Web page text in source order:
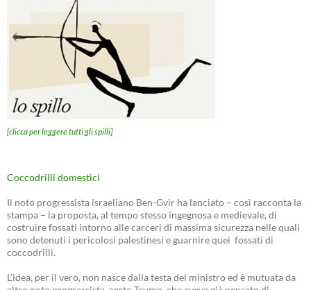
[clicca per leggere tutti gli spilli]
Coccodrilli domestici
Il noto progressista israeliano Ben-Gvir ha lanciato – così racconta la
stampa – la proposta, al tempo stesso ingegnosa e medievale, di
costruire fossati intorno alle carceri di massima sicurezza nelle quali
sono detenuti i pericolosi palestinesi e guarnire quei fossati di
coccodrilli.
L’idea, per il vero, non nasce dalla testa del ministro ed è mutuata da